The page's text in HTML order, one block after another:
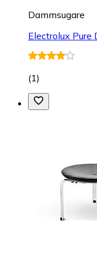
Dammsugare
Electrolux Pure
(1)